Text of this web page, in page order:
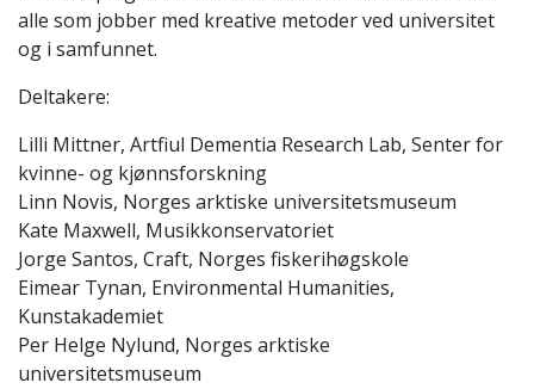
alle som jobber med kreative metoder ved universitet
og i samfunnet.
Deltakere:
Lilli Mittner, Artfiul Dementia Research Lab, Senter for
kvinne- og kjønnsforskning
Linn Novis, Norges arktiske universitetsmuseum
Kate Maxwell, Musikkonservatoriet
Jorge Santos, Craft, Norges fiskerihøgskole
Eimear Tynan, Environmental Humanities,
Kunstakademiet
Per Helge Nylund, Norges arktiske
universitetsmuseum